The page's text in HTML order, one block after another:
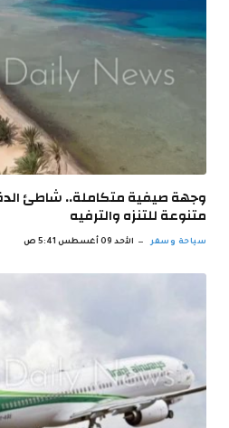
وجهة صيفية متكاملة.. شاطئ
متنوعة للتنزه والترفيه
سياحة وسفر الأحد 09 أغسطس 5:41 ص